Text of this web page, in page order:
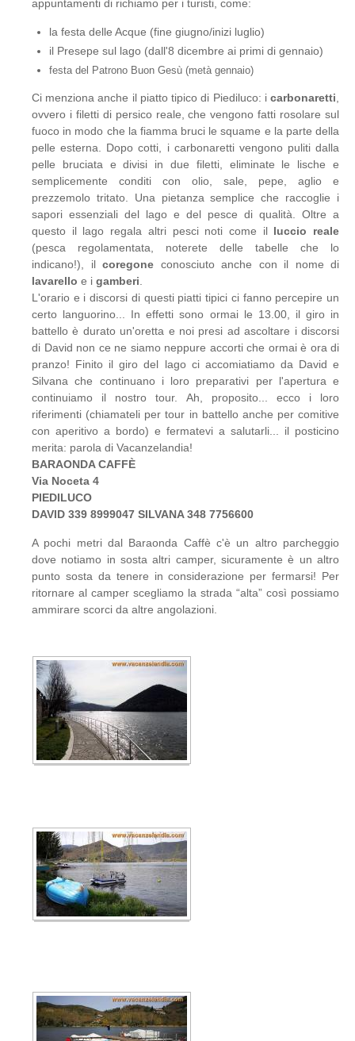
appuntamenti di richiamo per i turisti, come:
la festa delle Acque (fine giugno/inizi luglio)
il Presepe sul lago (dall'8 dicembre ai primi di gennaio)
festa del Patrono Buon Gesù (metà gennaio)
Ci menziona anche il piatto tipico di Piediluco: i carbonaretti
ovvero i filetti di persico reale, che vengono fatti rosolare sul
fuoco in modo che la fiamma bruci le squame e la parte della
pelle esterna. Dopo cotti, i carbonaretti vengono puliti dalla
pelle bruciata e divisi in due filetti, eliminate le lische e
semplicemente conditi con olio, sale, pepe, aglio e
prezzemolo tritato. Una pietanza semplice che raccoglie i
sapori essenziali del lago e del pesce di qualità. Oltre a
questo il lago regala altri pesci noti come il luccio reale
(pesca regolamentata, noterete delle tabelle che lo
indicano!), il coregone conosciuto anche con il nome di
lavarello e i gamberi
L'orario e i discorsi di questi piatti tipici ci fanno percepire un
certo languorino... In effetti sono ormai le 13.00, il giro in
battello è durato un'oretta e noi presi ad ascoltare i discorsi
di David non ce ne siamo neppure accorti che ormai è ora di
pranzo! Finito il giro del lago ci accomiatiamo da David e
Silvana che continuano i loro preparativi per l'apertura e
continuiamo il nostro tour. Ah, proposito... ecco i loro
riferimenti (chiamateli per tour in battello anche per comitive
con aperitivo a bordo) e fermatevi a salutarli... il posticino
merita: parola di Vacanzelandia!
BARAONDA CAFFÈ
Via Noceta 4
PIEDILUCO
DAVID 339 8999047 SILVANA 348 7756600
A pochi metri dal Baraonda Caffè c'è un altro parcheggio
dove notiamo in sosta altri camper, sicuramente è un altro
punto sosta da tenere in considerazione per fermarsi! Per
ritornare al camper scegliamo la strada “alta” così possiamo
ammirare scorci da altre angolazioni.